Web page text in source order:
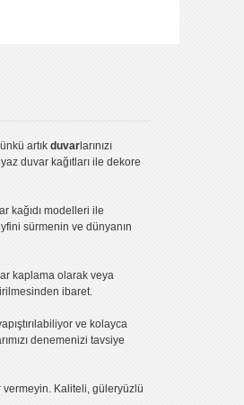
artık duvar larınızı
duvar kağıtları ile dekore
kağıdı modelleri ile
sürmenin ve dünyanın
kaplama olarak veya
ibaret.
ve kolayca
ı denemenizi tavsiye
vermeyin. Kaliteli, güleryüzlü